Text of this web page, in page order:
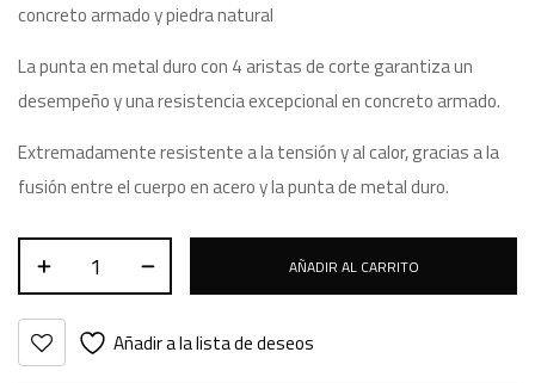
concreto armado y piedra natural
La punta en metal duro con 4 aristas de corte garantiza un
desempeño y una resistencia excepcional en concreto armado.
Extremadamente resistente a la tensión y al calor, gracias a la
fusión entre el cuerpo en acero y la punta de metal duro.
AÑADIR AL CARRITO
Añadir a la lista de deseos